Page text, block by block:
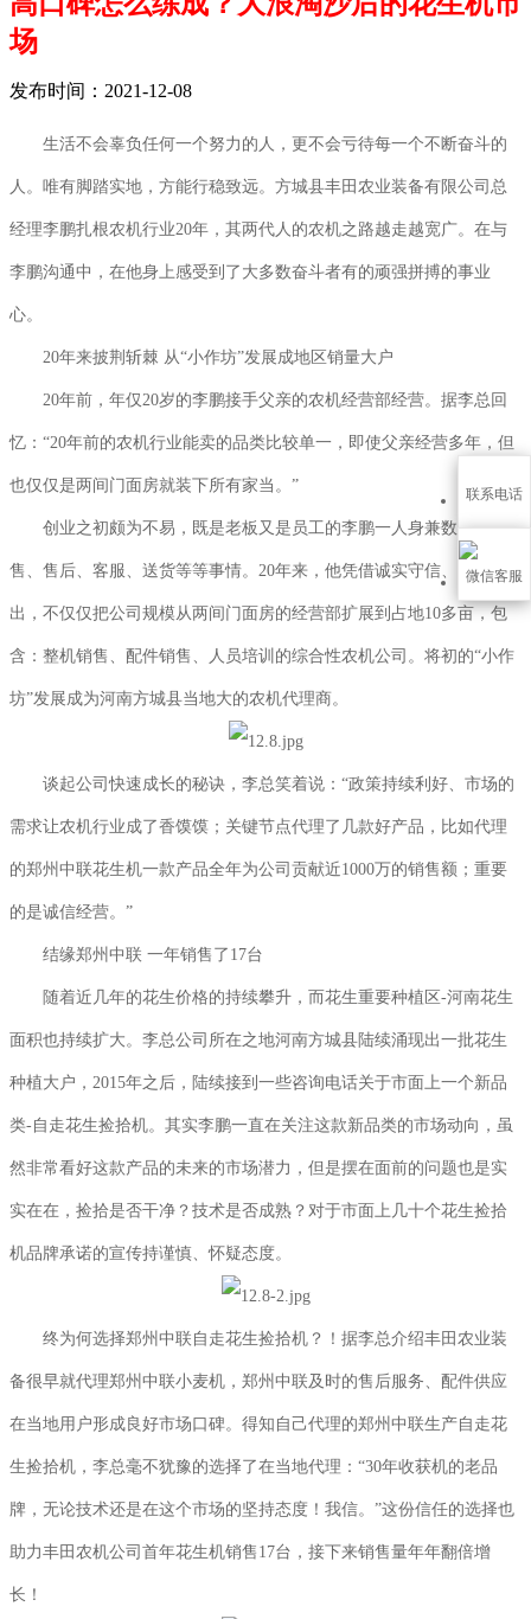
场
发布时间：2021-12-08
生活不会辜负任何一个努力的人，更不会亏待每一个不断奋斗的
人。唯有脚踏实地，方能行稳致远。方城县丰田农业装备有限公司总
经理李鹏扎根农机行业20年，其两代人的农机之路越走越宽广。在与
李鹏沟通中，在他身上感受到了大多数奋斗者有的顽强拼搏的事业
心。
20年来披荆斩棘 从“小作坊”发展成地区销量大户
20年前，年仅20岁的李鹏接手父亲的农机经营部经营。据李总回
忆：“20年前的农机行业能卖的品类比较单一，即使父亲经营多年，但
也仅仅是两间门面房就装下所有家当。”
创业之初颇为不易，既是老板又是员工的李鹏一人身兼数职：销
售、售后、客服、送货等等事情。20年来，他凭借诚实守信、努力付
出，不仅仅把公司规模从两间门面房的经营部扩展到占地10多亩，包
含：整机销售、配件销售、人员培训的综合性农机公司。将初的“小作
坊”发展成为河南方城县当地大的农机代理商。
谈起公司快速成长的秘诀，李总笑着说：“政策持续利好、市场的
需求让农机行业成了香馍馍；关键节点代理了几款好产品，比如代理
的郑州中联花生机一款产品全年为公司贡献近1000万的销售额；重要
的是诚信经营。”
结缘郑州中联 一年销售了17台
随着近几年的花生价格的持续攀升，而花生重要种植区-河南花生
面积也持续扩大。李总公司所在之地河南方城县陆续涌现出一批花生
种植大户，2015年之后，陆续接到一些咨询电话关于市面上一个新品
类-自走花生捡拾机。其实李鹏一直在关注这款新品类的市场动向，虽
然非常看好这款产品的未来的市场潜力，但是摆在面前的问题也是实
实在在，捡拾是否干净？技术是否成熟？对于市面上几十个花生捡拾
机品牌承诺的宣传持谨慎、怀疑态度。
终为何选择郑州中联自走花生捡拾机？！据李总介绍丰田农业装
备很早就代理郑州中联小麦机，郑州中联及时的售后服务、配件供应
在当地用户形成良好市场口碑。得知自己代理的郑州中联生产自走花
生捡拾机，李总毫不犹豫的选择了在当地代理：“30年收获机的老品
牌，无论技术还是在这个市场的坚持态度！我信。”这份信任的选择也
助力丰田农机公司首年花生机销售17台，接下来销售量年年翻倍增
长！
联系电话
微信客服